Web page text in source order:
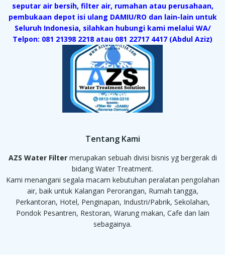
seputar air bersih, filter air, rumahan atau perusahaan,
pembukaan depot isi ulang DAMIU/RO dan lain-lain untuk
Seluruh Indonesia, silahkan hubungi kami melalui WA/
Telpon: 081 21398 2218 atau 081 22717 4417 (Abdul Aziz)
Tentang Kami
AZS Water Filtermerupakan sebuah divisi bisnis yg bergerak di
bidang Water Treatment.
Kami menangani segala macam kebutuhan peralatan pengolahan
air, baik untuk Kalangan Perorangan, Rumah tangga,
Perkantoran, Hotel, Penginapan, Industri/Pabrik, Sekolahan,
Pondok Pesantren, Restoran, Warung makan, Cafe dan lain
sebagainya.